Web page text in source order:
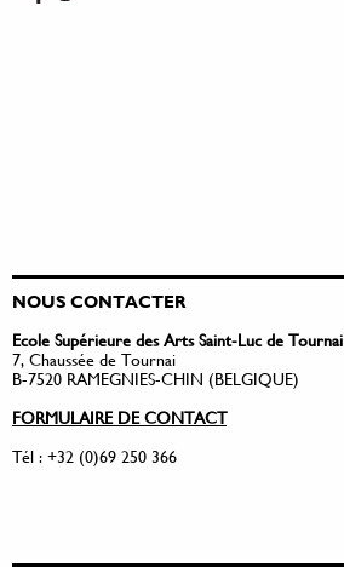
NOUS CONTACTER
Ecole Supérieure des Arts Saint-Luc de Tournai
7, Chaussée de Tournai
B-7520 RAMEGNIES-CHIN (BELGIQUE)
FORMULAIRE DE CONTACT
Tél : +32 (0)69 250 366